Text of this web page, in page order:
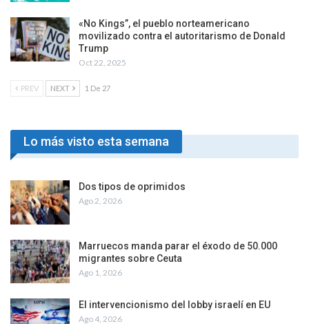
«No Kings”, el pueblo norteamericano
movilizado contra el autoritarismo de Donald
Trump
Oct 22, 2025
PREV NEXT 1 De 27
Lo más visto esta semana
Dos tipos de oprimidos
Ago 2, 2026
Marruecos manda parar el éxodo de 50.000
migrantes sobre Ceuta
Ago 1, 2026
El intervencionismo del lobby israelí en EU
Ago 4, 2026